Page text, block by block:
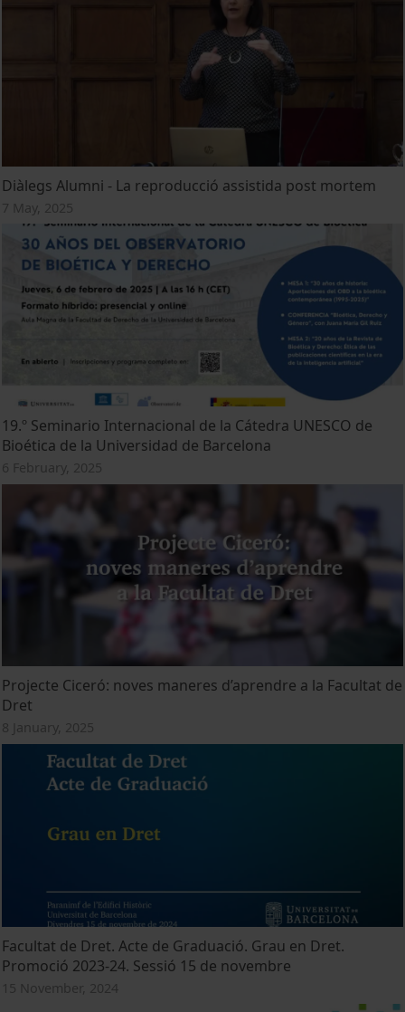
Diàlegs Alumni - La reproducció assistida post mortem
7 May, 2025
19.º Seminario Internacional de la Cátedra UNESCO de
Bioética de la Universidad de Barcelona
6 February, 2025
Projecte Ciceró: noves maneres d’aprendre a la Facultat de
Dret
8 January, 2025
Facultat de Dret. Acte de Graduació. Grau en Dret.
Promoció 2023-24. Sessió 15 de novembre
15 November, 2024